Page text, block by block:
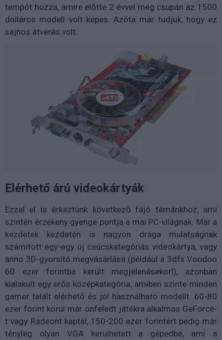
tempót hozza, amire előtte 2 évvel még csupán az 1500
dolláros modell volt képes. Azóta már tudjuk, hogy ez
sajnos átverés volt.
Elérhető árú videokártyák
Ezzel el is érkeztünk következő fájó témánkhoz, ami
szintén érzékeny gyenge pontja a mai PC-világnak. Már a
kezdetek kezdetén is nagyon drága mulatságnak
számított egy-egy új csúcskategóriás videokártya, vagy
anno 3D-gyorsító megvásárlása (például a 3dfx Voodoo
60 ezer forintba került megjelenésekor!), azonban
kialakult egy erős középkategória, amiben szinte minden
gamer talált elérhető és jól használható modellt. 60-80
ezer forint körül már önfeledt játékra alkalmas GeForce-
t vagy Radeont kaptál, 150-200 ezer forintért pedig már
tényleg olyan VGA kerülhetett a gépedbe, ami a